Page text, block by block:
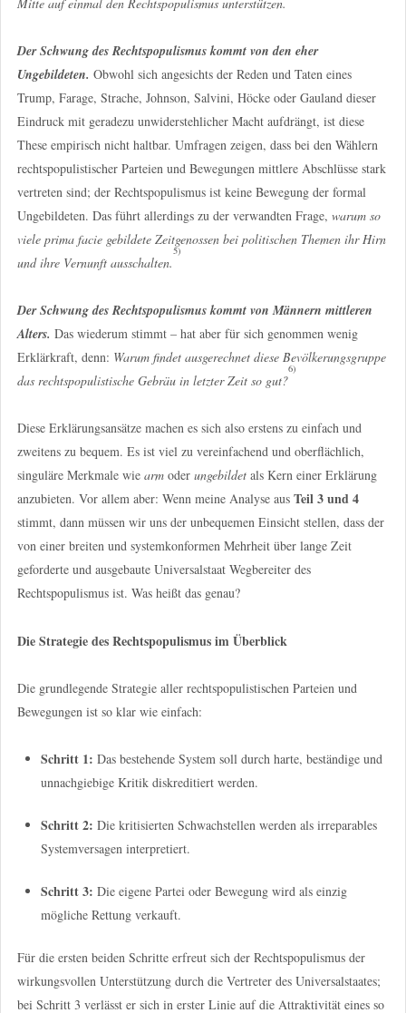
Der Schwung des Rechtspopulismus kommt von den eher
Ungebildeten. Obwohl sich angesichts der Reden und Taten eines
Trump, Farage, Strache, Johnson, Salvini, Höcke oder Gauland dieser
Eindruck mit geradezu unwiderstehlicher Macht aufdrängt, ist diese
These empirisch nicht haltbar. Umfragen zeigen, dass bei den Wählern
rechtspopulistischer Parteien und Bewegungen mittlere Abschlüsse stark
vertreten sind; der Rechtspopulismus ist keine Bewegung der formal
Ungebildeten. Das führt allerdings zu der verwandten Frage, warum so
viele prima facie gebildete Zeitgenossen bei politischen Themen ihr Hirn
und ihre Vernunft ausschalten.
5)
Der Schwung des Rechtspopulismus kommt von Männern mittleren
Alters. Das wiederum stimmt – hat aber für sich genommen wenig
Erklärkraft, denn: Warum findet ausgerechnet diese Bevölkerungsgruppe
das rechtspopulistische Gebräu in letzter Zeit so gut?
6)
Diese Erklärungsansätze machen es sich also erstens zu einfach und
zweitens zu bequem. Es ist viel zu vereinfachend und oberflächlich,
singuläre Merkmale wie armoder ungebildetals Kern einer Erklärung
anzubieten. Vor allem aber: Wenn meine Analyse aus Teil 3 und 4
stimmt, dann müssen wir uns der unbequemen Einsicht stellen, dass der
von einer breiten und systemkonformen Mehrheit über lange Zeit
geforderte und ausgebaute Universalstaat Wegbereiter des
Rechtspopulismus ist. Was heißt das genau?
Die Strategie des Rechtspopulismus im Überblick
Die grundlegende Strategie aller rechtspopulistischen Parteien und
Bewegungen ist so klar wie einfach:
Schritt 1: Das bestehende System soll durch harte, beständige und
unnachgiebige Kritik diskreditiert werden.
Schritt 2: Die kritisierten Schwachstellen werden als irreparables
Systemversagen interpretiert.
Schritt 3: Die eigene Partei oder Bewegung wird als einzig
mögliche Rettung verkauft.
Für die ersten beiden Schritte erfreut sich der Rechtspopulismus der
wirkungsvollen Unterstützung durch die Vertreter des Universalstaates;
bei Schritt 3 verlässt er sich in erster Linie auf die Attraktivität eines so